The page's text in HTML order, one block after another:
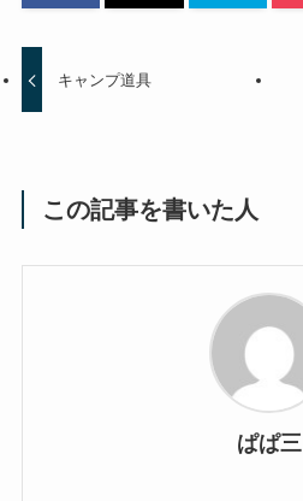
キャンプ道具
この記事を書いた人
ぱぱ三